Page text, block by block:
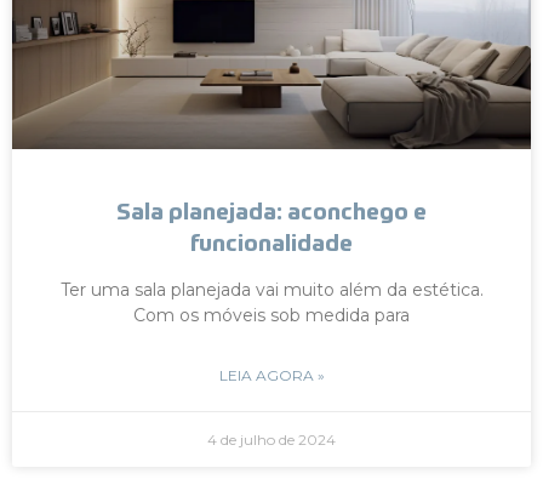
Sala planejada: aconchego e
funcionalidade
Ter uma sala planejada vai muito além da estética.
Com os móveis sob medida para
LEIA AGORA »
4 de julho de 2024